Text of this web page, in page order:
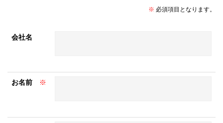
※ 必須項目となります。
会社名
お名前 ※